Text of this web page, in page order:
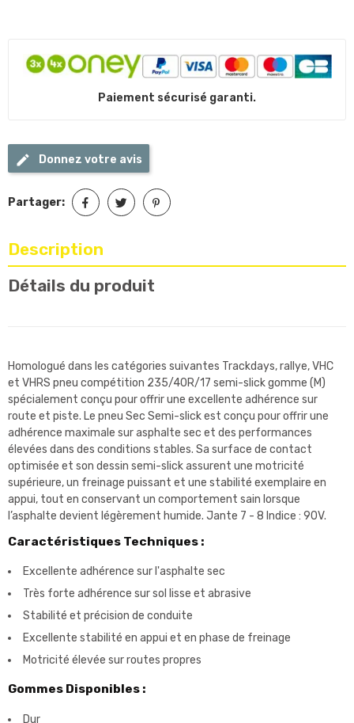
Paiement sécurisé garanti.
Donnez votre avis
Partager:
Description
Détails du produit
Homologué dans les catégories suivantes Trackdays, rallye, VHC
et VHRS pneu compétition 235/40R/17 semi-slick gomme (M)
spécialement conçu pour offrir une excellente adhérence sur
route et piste. Le pneu Sec Semi-slick est conçu pour offrir une
adhérence maximale sur asphalte sec et des performances
élevées dans des conditions stables. Sa surface de contact
optimisée et son dessin semi-slick assurent une motricité
supérieure, un freinage puissant et une stabilité exemplaire en
appui, tout en conservant un comportement sain lorsque
l’asphalte devient légèrement humide. Jante 7 - 8 Indice : 90V.
Caractéristiques Techniques :
Excellente adhérence sur l'asphalte sec
Très forte adhérence sur sol lisse et abrasive
Stabilité et précision de conduite
Excellente stabilité en appui et en phase de freinage
Motricité élevée sur routes propres
Gommes Disponibles :
Dur